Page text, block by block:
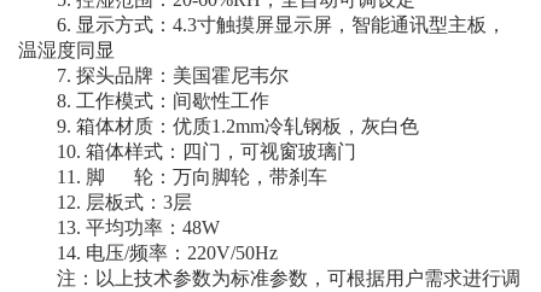
6. 显示方式：4.3寸触摸屏显示屏，智能通讯型主板，
温湿度同显
7. 探头品牌：美国霍尼韦尔
8. 工作模式：间歇性工作
9. 箱体材质：优质1.2mm冷轧钢板，灰白色
10. 箱体样式：四门，可视窗玻璃门
11. 脚 轮：万向脚轮，带刹车
12. 层板式：3层
13. 平均功率：48W
14. 电压/频率：220V/50Hz
注：以上技术参数为标准参数，可根据用户需求进行调